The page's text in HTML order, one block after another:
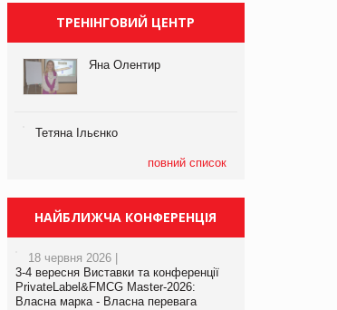
Логачов-Михайлов
департаменту з
виробництва
ТРЕНІНГОВИЙ ЦЕНТР
Яна Олентир
Тетяна Ільєнко
повний список
НАЙБЛИЖЧА КОНФЕРЕНЦІЯ
18 червня 2026 |
3-4 вересня Виставки та конференції
PrivateLabel&FMCG Master-2026:
Власна марка - Власна перевага